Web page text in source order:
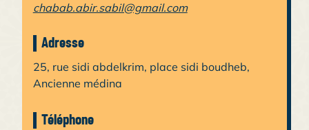
chabab.abir.sabil@gmail.com
Adresse
25, rue sidi abdelkrim, place sidi boudheb,
Ancienne médina
Téléphone